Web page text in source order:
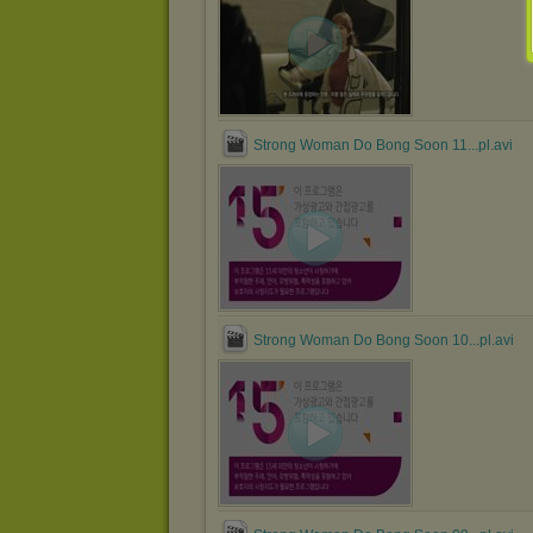
Strong Woman Do Bong Soon 11...pl.avi
Strong Woman Do Bong Soon 10...pl.avi